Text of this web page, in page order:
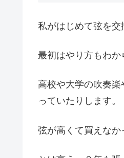
私がはじめて弦を交
最初はやり方もわか
高校や大学の吹奏
っていたりします。
弦が高くて買えなか